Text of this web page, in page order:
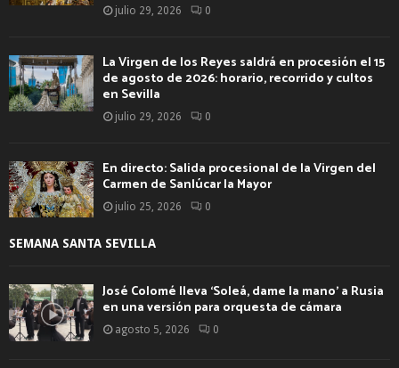
julio 29, 2026 0
La Virgen de los Reyes saldrá en procesión el 15
de agosto de 2026: horario, recorrido y cultos
en Sevilla
julio 29, 2026 0
En directo: Salida procesional de la Virgen del
Carmen de Sanlúcar la Mayor
julio 25, 2026 0
SEMANA SANTA SEVILLA
José Colomé lleva ‘Soleá, dame la mano’ a Rusia
en una versión para orquesta de cámara
agosto 5, 2026 0